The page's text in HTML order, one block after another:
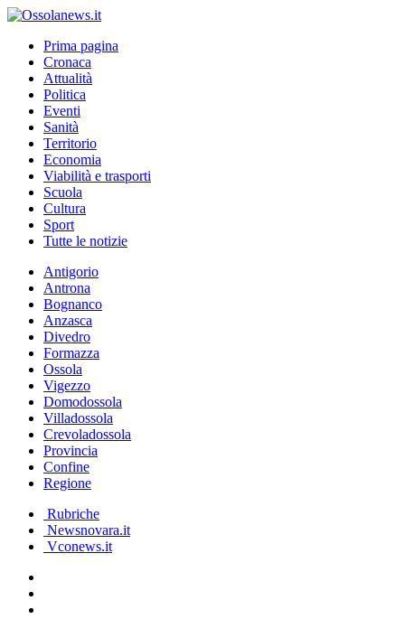
Prima pagina
Cronaca
Attualità
Politica
Eventi
Sanità
Territorio
Economia
Viabilità e trasporti
Scuola
Cultura
Sport
Tutte le notizie
Antigorio
Antrona
Bognanco
Anzasca
Divedro
Formazza
Ossola
Vigezzo
Domodossola
Villadossola
Crevoladossola
Provincia
Confine
Regione
Rubriche
Newsnovara.it
Vconews.it